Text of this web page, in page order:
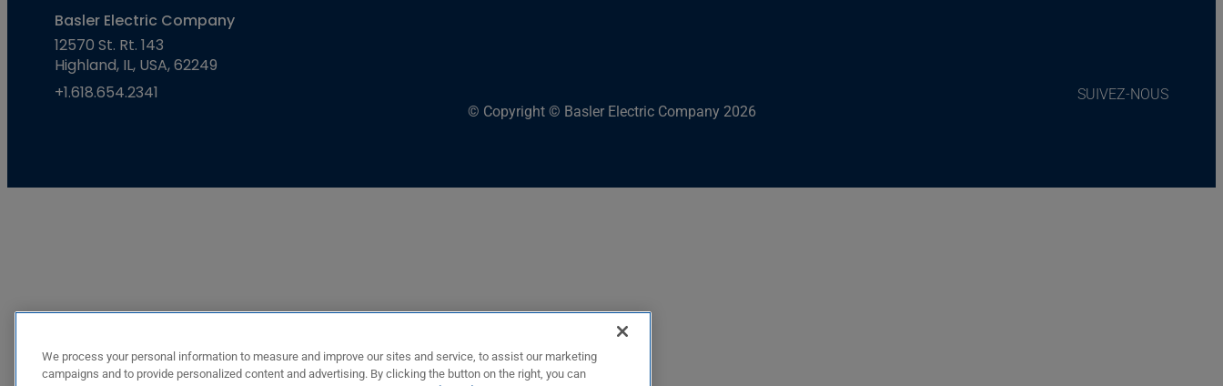
Basler Electric Company
12570 St. Rt. 143
Highland, IL, USA, 62249
+1.618.654.2341
SUIVEZ-NOUS
© Copyright © Basler Electric Company 2026
We process your personal information to measure and improve our sites and service, to assist our marketing
campaigns and to provide personalized content and advertising. By clicking the button on the right, you can